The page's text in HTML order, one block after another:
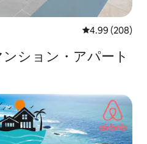
レビュー208
4.99 (208)
ション・アパート
。